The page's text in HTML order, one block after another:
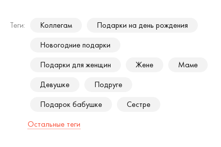
Теги: Коллегам
Подарки на день рождения
Новогодние подарки
Подарки для женщин
Жене
Маме
Девушке
Подруге
Подарок бабушке
Сестре
Остальные теги